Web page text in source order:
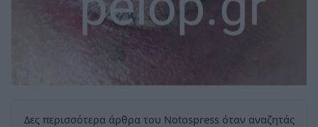
Δες περισσότερα άρθρα του Notospress όταν αναζητάς